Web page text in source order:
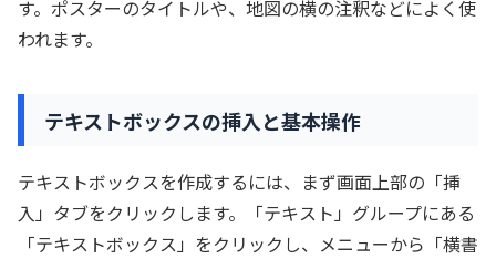
す。ポスターのタイトルや、地図の横の注釈などによく使
われます。
テキストボックスの挿入と基本操作
テキストボックスを作成するには、まず画面上部の「挿
入」タブをクリックします。「テキスト」グループにある
「テキストボックス」をクリックし、メニューから「横書